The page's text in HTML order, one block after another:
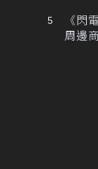
《閃
周邊